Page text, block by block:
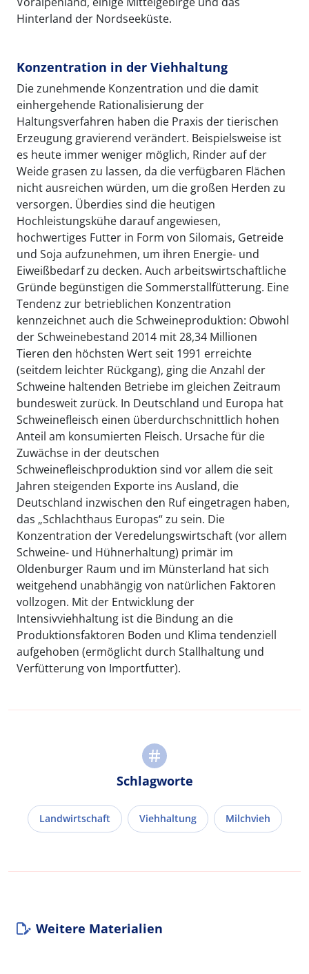
Hinterland der Nordseeküste.
Konzentration in der Viehhaltung
Die zunehmende Konzentration und die damit
einhergehende Rationalisierung der
Haltungsverfahren haben die Praxis der tierischen
Erzeugung gravierend verändert. Beispielsweise ist
es heute immer weniger möglich, Rinder auf der
Weide grasen zu lassen, da die verfügbaren Flächen
nicht ausreichen würden, um die großen Herden zu
versorgen. Überdies sind die heutigen
Hochleistungskühe darauf angewiesen,
hochwertiges Futter in Form von Silomais, Getreide
und Soja aufzunehmen, um ihren Energie- und
Eiweißbedarf zu decken. Auch arbeitswirtschaftliche
Gründe begünstigen die Sommerstallfütterung. Eine
Tendenz zur betrieblichen Konzentration
kennzeichnet auch die Schweineproduktion: Obwohl
der Schweinebestand 2014 mit 28,34 Millionen
Tieren den höchsten Wert seit 1991 erreichte
(seitdem leichter Rückgang), ging die Anzahl der
Schweine haltenden Betriebe im gleichen Zeitraum
bundesweit zurück. In Deutschland und Europa hat
Schweinefleisch einen überdurchschnittlich hohen
Anteil am konsumierten Fleisch. Ursache für die
Zuwächse in der deutschen
Schweinefleischproduktion sind vor allem die seit
Jahren steigenden Exporte ins Ausland, die
Deutschland inzwischen den Ruf eingetragen haben,
das „Schlachthaus Europas“ zu sein. Die
Konzentration der Veredelungswirtschaft (vor allem
Schweine- und Hühnerhaltung) primär im
Oldenburger Raum und im Münsterland hat sich
weitgehend unabhängig von natürlichen Faktoren
vollzogen. Mit der Entwicklung der
Intensivviehhaltung ist die Bindung an die
Produktionsfaktoren Boden und Klima tendenziell
aufgehoben (ermöglicht durch Stallhaltung und
Verfütterung von Importfutter).
Schlagworte
Landwirtschaft Viehhaltung Milchvieh
Weitere Materialien